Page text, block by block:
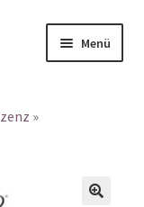
Menü
»